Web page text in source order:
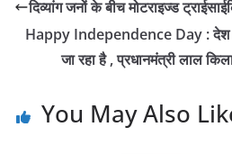
दिव्यांग जनों के बीच मोटराइज्ड
Happy Independence Day : देश
जा रहा है , प्रधानमंत्री लाल
You May Also